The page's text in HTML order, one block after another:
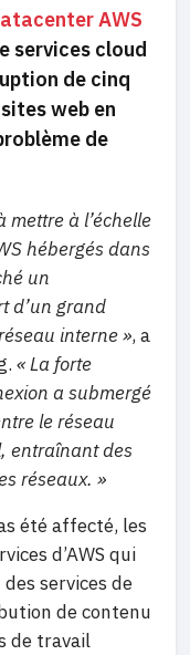
AWS
services cloud
de cinq
web en
de
mettre à l’échelle
hébergés dans
un
d’un grand
interne », a
« La forte
a submergé
le réseau
entraînant des
réseaux. »
été affecté, les
d’AWS qui
services de
de contenu
de travail